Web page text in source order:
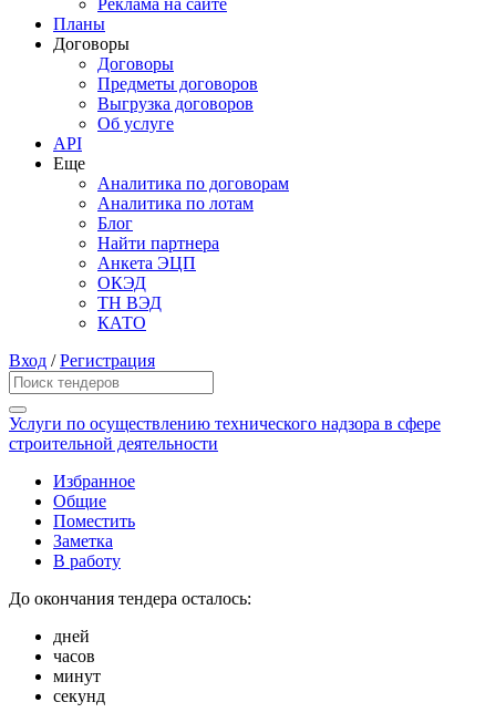
Реклама на сайте
Планы
Договоры
Договоры
Предметы договоров
Выгрузка договоров
Об услуге
API
Еще
Аналитика по договорам
Аналитика по лотам
Блог
Найти партнера
Анкета ЭЦП
ОКЭД
ТН ВЭД
КАТО
Вход /Регистрация
Услуги по осуществлению технического надзора в сфере
строительной деятельности
Избранное
Общие
Поместить
Заметка
В работу
До окончания тендера осталось:
дней
часов
минут
секунд